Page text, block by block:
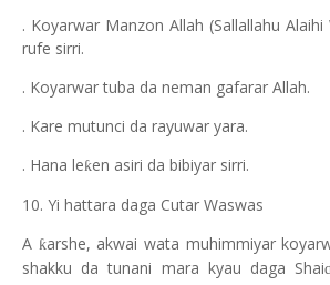
. Koyarwar Manzon Allah (Sallallahu
rufe sirri.
. Koyarwar tuba da neman gafarar Allah.
. Kare mutunci da rayuwar yara.
. Hana leƙen asiri da bibiyar sirri.
10. Yi hattara daga Cutar Waswas
A ƙarshe, akwai wata muhimmiyar
shakku da tunani mara kyau daga Shai